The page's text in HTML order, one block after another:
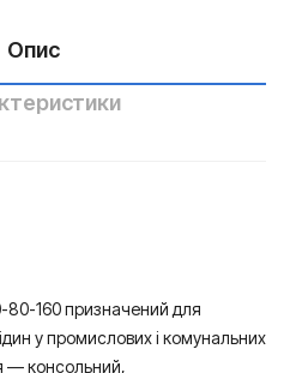
Опис
80-160 призначений для
у промислових і комунальних
— консольний,